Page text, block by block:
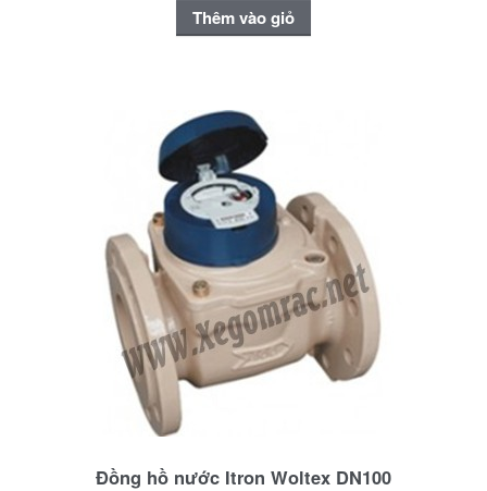
Thêm vào giỏ
Đồng hồ nước Itron Woltex DN100